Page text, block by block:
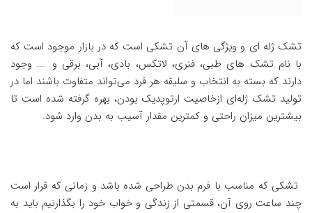
تشک ژله‌ ای و ویژگی های آن تشکی است که در بازار موجود است که
با نام تشک های طبی، فنری، لاتکس، بادی، آبی، برقی و …. وجود
دارند که بسته به انتخاب و سلیقه هر فرد می‌تواند متفاوت باشند اما در
تولید تشک ژله‌ای ازخاصیت ارتوپدیک بودن، بهره گرفته شده است تا
بیشترین میزان راحتی و کمترین مقدار آسیب به بدن وارد شود.
تشکی که مناسب با فرم بدن طراحی شده باشد و زمانی که قرار است
چند ساعت روی آن، قسمتی از زندگی و خواب خود را بگذارنیم باید به